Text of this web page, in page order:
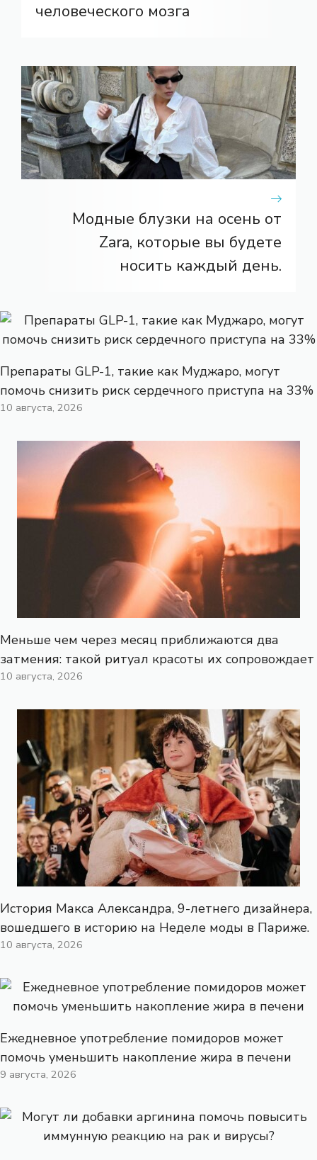
человеческого мозга
Модные блузки на осень от
Zara, которые вы будете
носить каждый день.
Препараты GLP-1, такие как Муджаро, могут
помочь снизить риск сердечного приступа на 33%
10 августа, 2026
Меньше чем через месяц приближаются два
затмения: такой ритуал красоты их сопровождает
10 августа, 2026
История Макса Александра, 9-летнего дизайнера,
вошедшего в историю на Неделе моды в Париже.
10 августа, 2026
Ежедневное употребление помидоров может
помочь уменьшить накопление жира в печени
9 августа, 2026